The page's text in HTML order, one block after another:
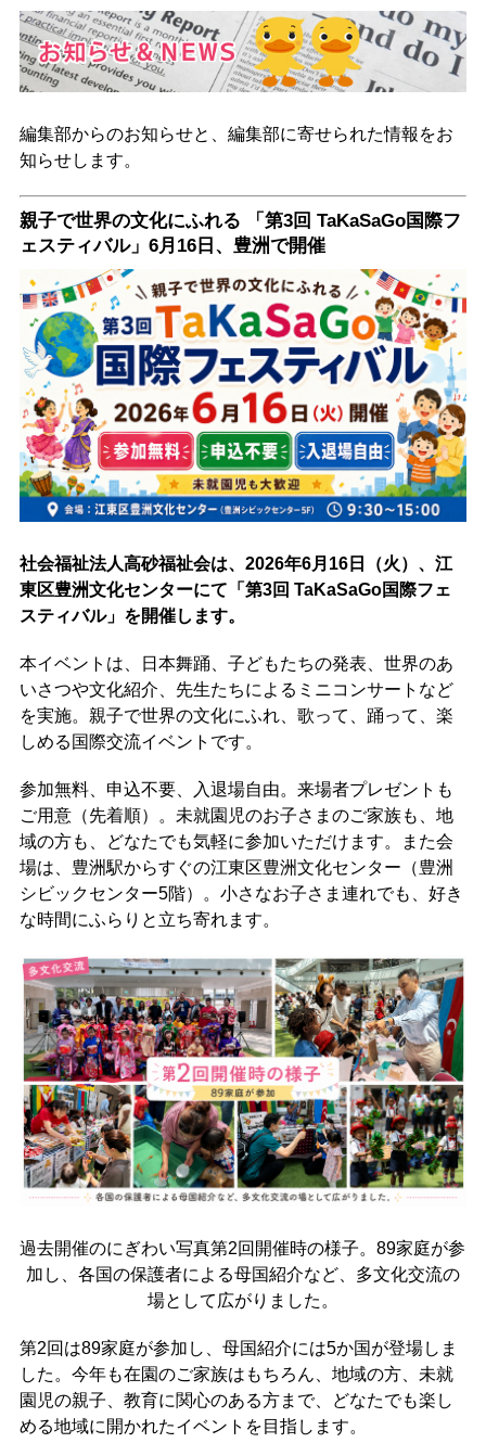
編集部からのお知らせと、編集部に寄せられた情報をお
知らせします。
親子で世界の文化にふれる 「第3回 TaKaSaGo国際フ
ェスティバル」6月16日、豊洲で開催
社会福祉法人高砂福祉会は、2026年6月16日（火）、江
東区豊洲文化センターにて「第3回 TaKaSaGo国際フェ
スティバル」を開催します。
本イベントは、日本舞踊、子どもたちの発表、世界のあ
いさつや文化紹介、先生たちによるミニコンサートなど
を実施。親子で世界の文化にふれ、歌って、踊って、楽
しめる国際交流イベントです。
参加無料、申込不要、入退場自由。来場者プレゼントも
ご用意（先着順）。未就園児のお子さまのご家族も、地
域の方も、どなたでも気軽に参加いただけます。また会
場は、豊洲駅からすぐの江東区豊洲文化センター（豊洲
シビックセンター5階）。小さなお子さま連れでも、好き
な時間にふらりと立ち寄れます。
過去開催のにぎわい写真第2回開催時の様子。89家庭が参
加し、各国の保護者による母国紹介など、多文化交流の
場として広がりました。
第2回は89家庭が参加し、母国紹介には5か国が登場しま
した。今年も在園のご家族はもちろん、地域の方、未就
園児の親子、教育に関心のある方まで、どなたでも楽し
める地域に開かれたイベントを目指します。